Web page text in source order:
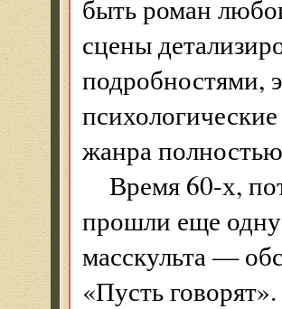
быть роман
сцены
подробностями,
жанра
Время 60-х,
прошли еще
масскульта —
«Пусть говорят».